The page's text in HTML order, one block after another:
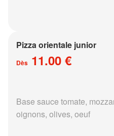
Pizza orientale junior
Dès 11.00 €
Base sauce tomate,
oignons, olives, oeuf